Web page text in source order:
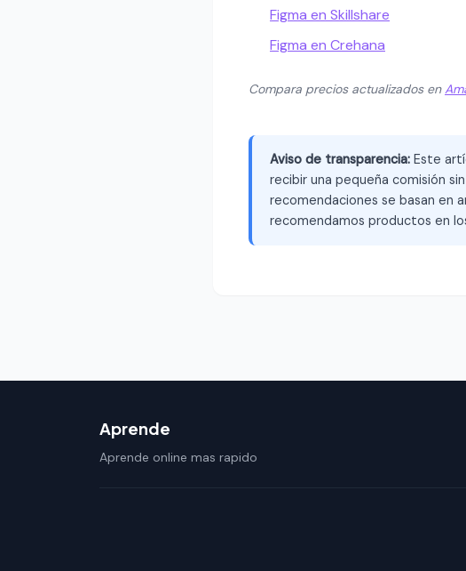
Figma en Skillshare
Figma en Crehana
Compara precios actualizados en
Aviso de transparencia: Este
recibir una pequeña comisión
recomendaciones se basan en
recomendamos productos en
Aprende
Aprende online mas rapido